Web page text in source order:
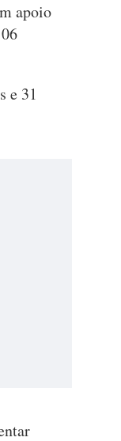
apoio
e 31